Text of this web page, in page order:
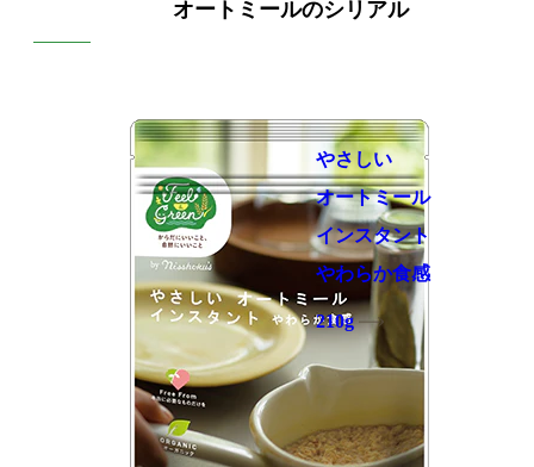
オートミールのシリアル
やさしい
オートミール
インスタント
やわらか食感
210g